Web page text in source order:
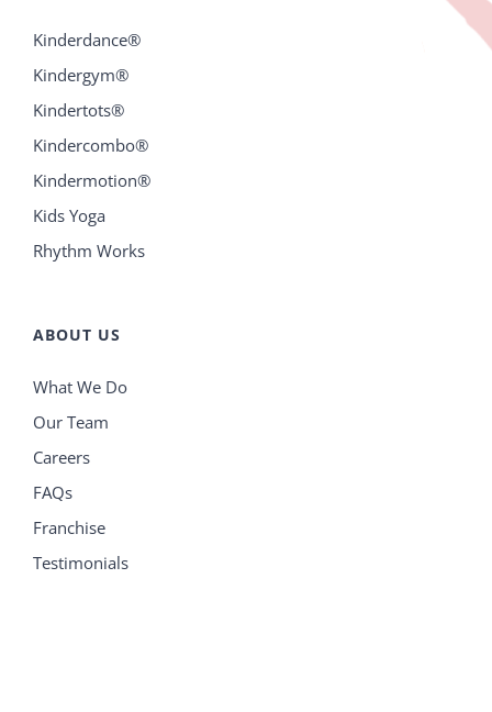
Kinderdance®
Kindergym®
Kindertots®
Kindercombo®
Kindermotion®
Kids Yoga
Rhythm Works
ABOUT US
What We Do
Our Team
Careers
FAQs
Franchise
Testimonials